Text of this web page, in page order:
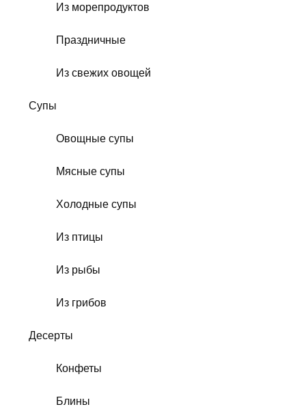
Из морепродуктов
Праздничные
Из свежих овощей
Супы
Овощные супы
Мясные супы
Холодные супы
Из птицы
Из рыбы
Из грибов
Десерты
Конфеты
Блины